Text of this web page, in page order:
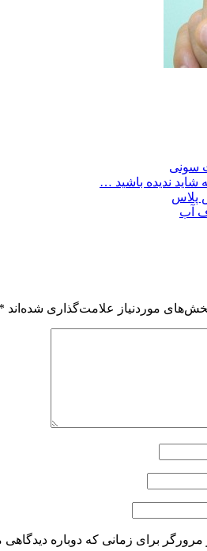
سونی
پلاس
موردنیاز علامت‌گذاری شده‌اند *
مرورگر برای زمانی که دوباره